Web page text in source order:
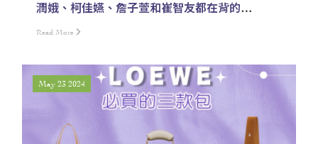
潤娥、柯佳嬿、詹子萱和崔智友都在背的
Read More
May 23 2024